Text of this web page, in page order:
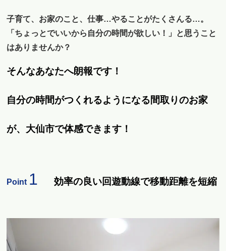
子育て、お家のこと、仕事…やることがたくさんる…。
「ちょっとでいいから自分の時間が欲しい！」と思うこと
はありませんか？
そんなあなたへ朗報です！
自分の時間がつくれるようになる間取りのお家
が、大仙市で体感できます！
Point 1効率の良い回遊動線で移動距離を短縮